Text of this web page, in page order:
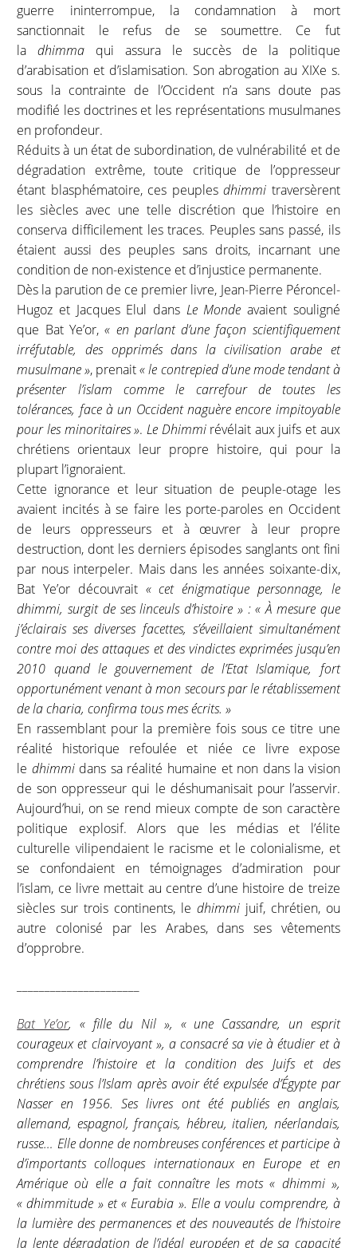
guerre ininterrompue, la condamnation à mort
sanctionnait le refus de se soumettre. Ce fut
ladhimma qui assura le succès de la politique
d’arabisation et d’islamisation. Son abrogation au XIXe s.
sous la contrainte de l’Occident n’a sans doute pas
modifié les doctrines et les représentations musulmanes
en profondeur.
Réduits à un état de subordination, de vulnérabilité et de
dégradation extrême, toute critique de l’oppresseur
étant blasphématoire, ces peuplesdhimmi traversèrent
les siècles avec une telle discrétion que l’histoire en
conserva difficilement les traces. Peuples sans passé, ils
étaient aussi des peuples sans droits, incarnant une
condition de non-existence et d’injustice permanente.
Dès la parution de ce premier livre, Jean-Pierre Péroncel-
Hugoz et Jacques Elul dans Le Monde avaient souligné
que Bat Ye’or,« en parlant d’une façon scientifiquement
irréfutable, des opprimés dans la civilisation arabe et
musulmane », prenait« le contrepied d’une mode tendant à
présenter l’islam comme le carrefour de toutes les
tolérances, face à un Occident naguère encore impitoyable
pour les minoritaires ». Le Dhimmirévélait aux juifs et aux
chrétiens orientaux leur propre histoire, qui pour la
plupart l’ignoraient.
Cette ignorance et leur situation de peuple-otage les
avaient incités à se faire les porte-paroles en Occident
de leurs oppresseurs et à œuvrer à leur propre
destruction, dont les derniers épisodes sanglants ont fini
par nous interpeler. Mais dans les années soixante-dix,
Bat Ye’or découvrait « cet énigmatique personnage, le
dhimmi, surgit de ses linceuls d’histoire »: « À mesure que
j’éclairais ses diverses facettes, s’éveillaient simultanément
contre moi des attaques et des vindictes exprimées jusqu’en
2010 quand le gouvernement de l’Etat Islamique, fort
opportunément venant à mon secours par le rétablissement
de la charia, confirma tous mes écrits. »
En rassemblant pour la première fois sous ce titre une
réalité historique refoulée et niée ce livre expose
le dhimmidans sa réalité humaine et non dans la vision
de son oppresseur qui le déshumanisait pour l’asservir.
Aujourd’hui, on se rend mieux compte de son caractère
politique explosif. Alors que les médias et l’élite
culturelle vilipendaient le racisme et le colonialisme, et
se confondaient en témoignages d’admiration pour
l’islam, ce livre mettait au centre d’une histoire de treize
siècles sur trois continents, le dhimmijuif, chrétien, ou
autre colonisé par les Arabes, dans ses vêtements
d’opprobre.
Bat Ye’or, « fille du Nil », « une Cassandre, un esprit
courageux et clairvoyant », a consacré sa vie à étudier et à
comprendre l’histoire et la condition des Juifs et des
chrétiens sous l’Islam après avoir été expulsée d’Égypte par
Nasser en 1956. Ses livres ont été publiés en anglais,
allemand, espagnol, français, hébreu, italien, néerlandais,
russe… Elle donne de nombreuses conférences et participe à
d’importants colloques internationaux en Europe et en
Amérique où elle a fait connaître les mots « dhimmi »,
« dhimmitude » et « Eurabia ». Elle a voulu comprendre, à
la lumière des permanences et des nouveautés de l’histoire
la lente dégradation de l’idéal européen et de sa capacité